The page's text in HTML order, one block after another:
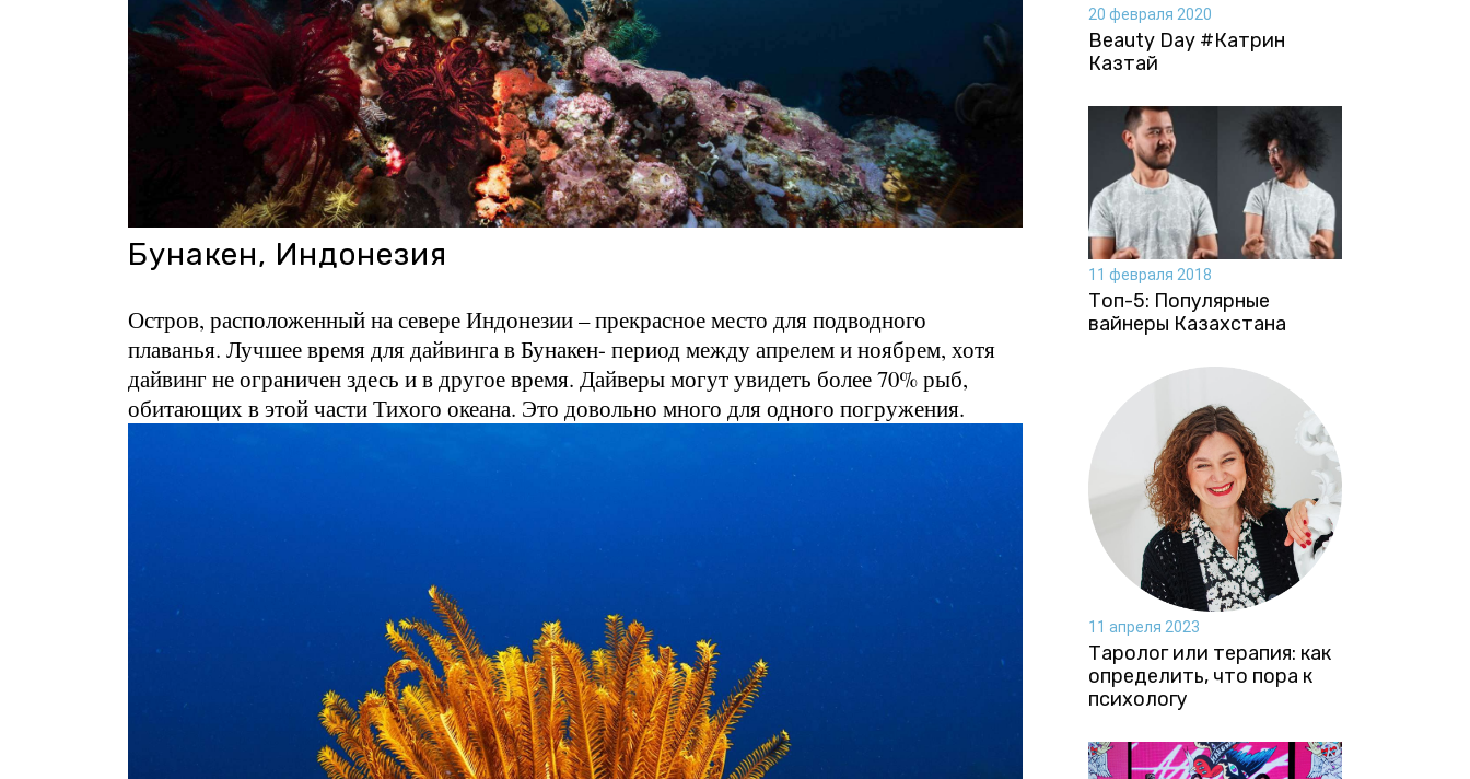
Бунакен, Индонезия
Остров, расположенный на севере Индонезии – прекрасное место для подводного
плаванья. Лучшее время для дайвинга в Бунакен- период между апрелем и ноябрем, хотя
дайвинг не ограничен здесь и в другое время. Дайверы могут увидеть более 70% рыб,
обитающих в этой части Тихого океана. Это довольно много для одного погружения.
20 февраля 2020
Beauty Day #Катрин
Казтай
11 февраля 2018
Топ-5: Популярные
вайнеры Казахстана
11 апреля 2023
Таролог или терапия: как
определить, что пора к
психологу